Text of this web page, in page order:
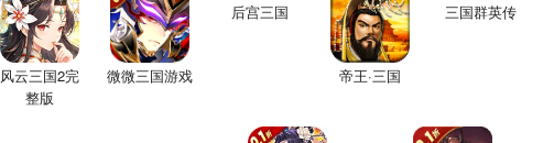
风云三国2完
整版
微微三国游戏
后宫三国
帝王·三国
三国群英传